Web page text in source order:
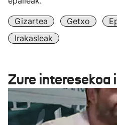
Gizartea Getxo
Irakasleak
Zure interesekoa